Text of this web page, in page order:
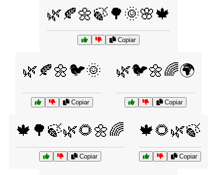
🌿🍂🌼🍃🌳🌞🌸🍁
Copiar
🌿🍂🌼🐦🌞
Copiar
🌿🐦🌼🌈🌍
Copiar
🍁🌳🍃🌿🌻🌼🌈
Copiar
🍁🌻🌿🍃
Copiar